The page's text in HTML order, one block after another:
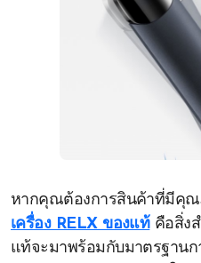
หากคุณต้องการสินค้าที่มีคุณ
เครื่อง RELX ของแท้คือสิ่งส
แท้จะมาพร้อมกับมาตรฐาน